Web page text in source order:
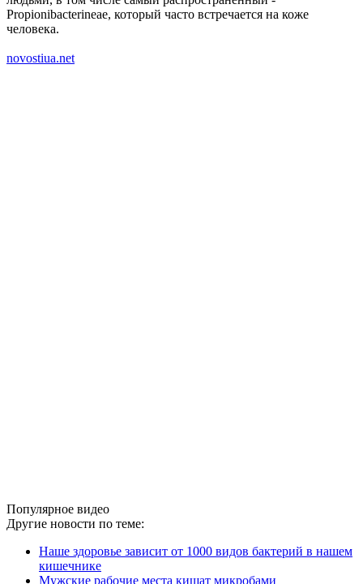
Propionibacterineae, который часто встречается на коже
человека.
novostiua.net
Популярное видео
Другие новости по теме:
Наше здоровье зависит от 1000 видов бактерий в нашем
кишечнике
Мужские рабочие места кишат микробами